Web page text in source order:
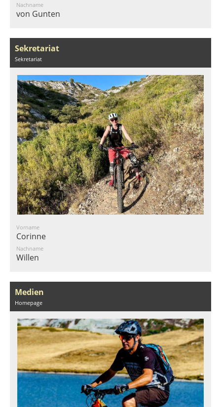
Nachname
von Gunten
Sekretariat
Sekretariat
Vorname
Corinne
Nachname
Willen
Medien
Homepage